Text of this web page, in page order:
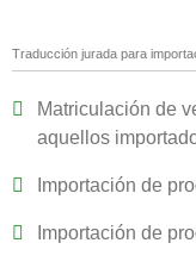
Traducción jurada para
Matriculación de
aquellos
Importación de
Importación de